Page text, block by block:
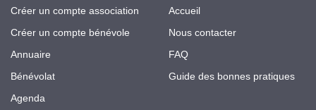
Créer un compte association
Créer un compte bénévole
Annuaire
Bénévolat
Agenda
Accueil
Nous contacter
FAQ
Guide des bonnes pratiques